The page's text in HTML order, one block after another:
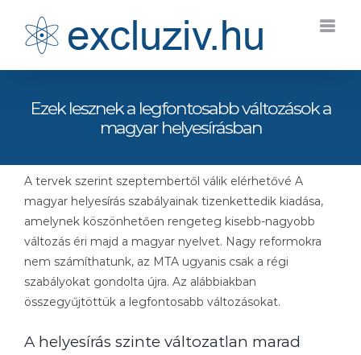
Ezek lesznek a legfontosabb változások a
magyar helyesírásban
A tervek szerint szeptembertől válik elérhetővé A
magyar helyesírás szabályainak tizenkettedik kiadása,
amelynek köszönhetően rengeteg kisebb-nagyobb
változás éri majd a magyar nyelvet. Nagy reformokra
nem számíthatunk, az MTA ugyanis csak a régi
szabályokat gondolta újra. Az alábbiakban
összegyűjtöttük a legfontosabb változásokat.
A helyesírás szinte változatlan marad